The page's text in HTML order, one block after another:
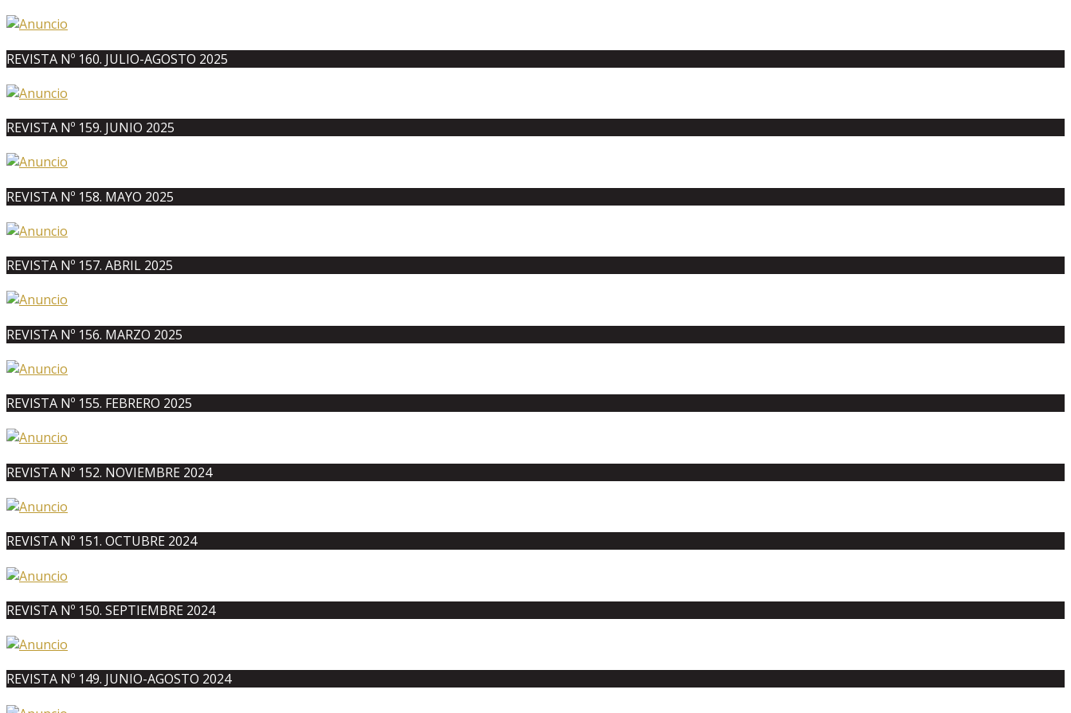
REVISTA Nº 160. JULIO-AGOSTO 2025
REVISTA Nº 159. JUNIO 2025
REVISTA Nº 158. MAYO 2025
REVISTA Nº 157. ABRIL 2025
REVISTA Nº 156. MARZO 2025
REVISTA Nº 155. FEBRERO 2025
REVISTA Nº 152. NOVIEMBRE 2024
REVISTA Nº 151. OCTUBRE 2024
REVISTA Nº 150. SEPTIEMBRE 2024
REVISTA Nº 149. JUNIO-AGOSTO 2024